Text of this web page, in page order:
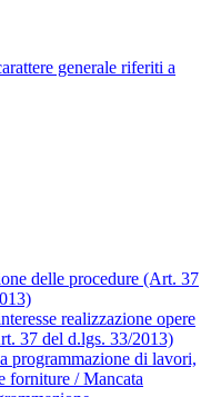
generale riferiti a
delle procedure (Art. 37
realizzazione opere
37 del d.lgs. 33/2013)
programmazione di lavori,
forniture / Mancata